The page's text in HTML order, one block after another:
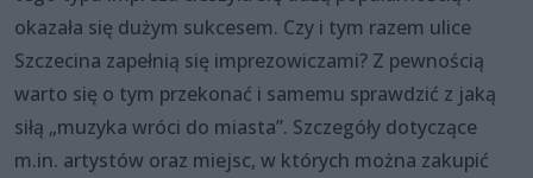
okazała się dużym sukcesem. Czy i tym razem ulice
Szczecina zapełnią się imprezowiczami? Z pewnością
warto się o tym przekonać i samemu sprawdzić z jaką
siłą „muzyka wróci do miasta”. Szczegóły dotyczące
m.in. artystów oraz miejsc, w których można zakupić